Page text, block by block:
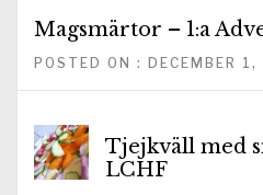
Magsmärtor – 1:a
POSTED ON : DECEMBER
Tjejkväll med
LCHF